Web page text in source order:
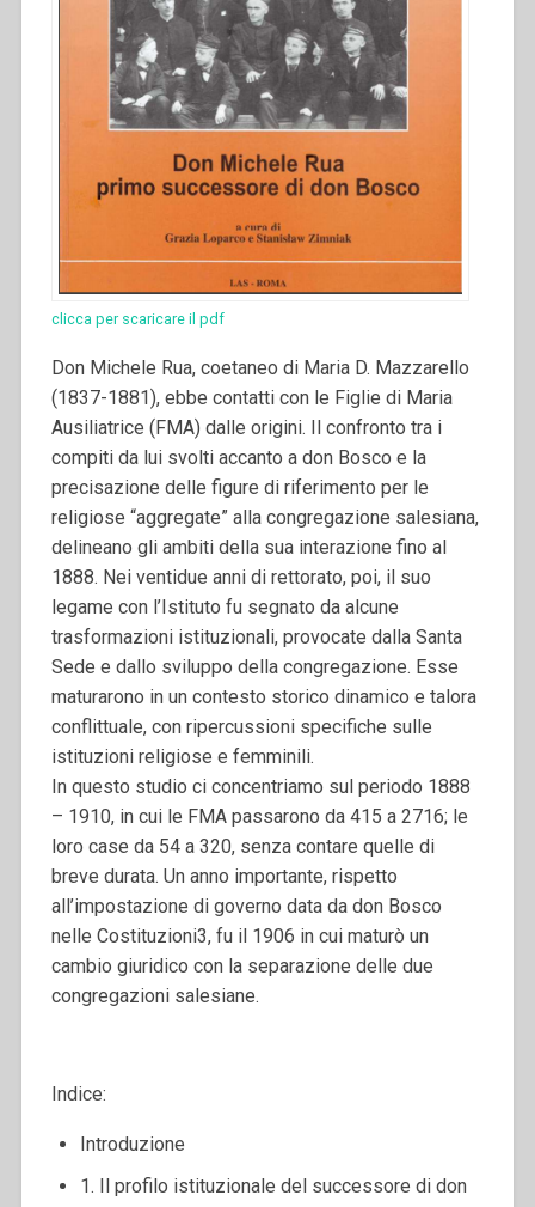
clicca per scaricare il pdf
Don Michele Rua, coetaneo di Maria D. Mazzarello
(1837-1881), ebbe contatti con le Figlie di Maria
Ausiliatrice (FMA) dalle origini. Il confronto tra i
compiti da lui svolti accanto a don Bosco e la
precisazione delle figure di riferimento per le
religiose “aggregate” alla congregazione salesiana,
delineano gli ambiti della sua interazione fino al
1888. Nei ventidue anni di rettorato, poi, il suo
legame con l’Istituto fu segnato da alcune
trasformazioni istituzionali, provocate dalla Santa
Sede e dallo sviluppo della congregazione. Esse
maturarono in un contesto storico dinamico e talora
conflittuale, con ripercussioni specifiche sulle
istituzioni religiose e femminili.
In questo studio ci concentriamo sul periodo 1888
– 1910, in cui le FMA passarono da 415 a 2716; le
loro case da 54 a 320, senza contare quelle di
breve durata. Un anno importante, rispetto
all’impostazione di governo data da don Bosco
nelle Costituzioni3, fu il 1906 in cui maturò un
cambio giuridico con la separazione delle due
congregazioni salesiane.
Indice:
Introduzione
1. Il profilo istituzionale del successore di don